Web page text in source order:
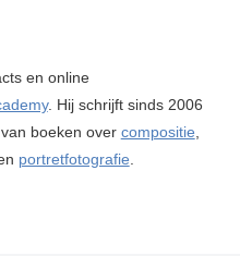
en online
. Hij schrijft sinds 2006
boeken over compositie
portretfotografie